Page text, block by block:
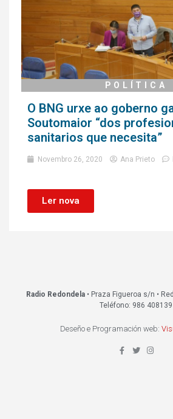
POLÍTICA
O BNG urxe ao goberno
Soutomaior “dos
sanitarios que necesita”
Novembro 26, 2020 Ana Prieto
Ler nova
Radio Redondela• Praza Figueroa s/n •
Teléfono: 986 408139
Deseño e Programación web: